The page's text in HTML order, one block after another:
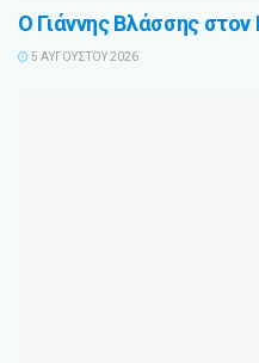
Ο Γιάννης Βλάσσης
5 ΑΥΓΟΎΣΤΟΥ 2026